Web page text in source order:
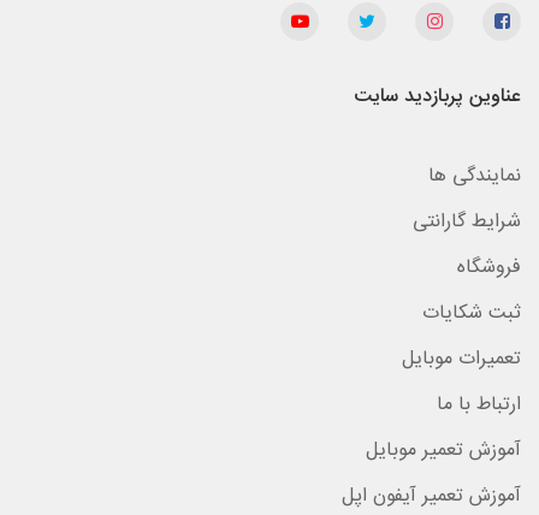
عناوین پربازدید سایت
نمایندگی ها
شرایط گارانتی
فروشگاه
ثبت شکایات
تعمیرات موبایل
ارتباط با ما
آموزش تعمیر موبایل
آموزش تعمیر آیفون اپل